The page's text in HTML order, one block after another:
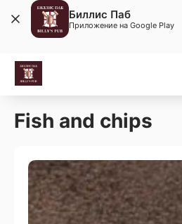
Fish and chips
Биллис Паб
Приложение на Google Play